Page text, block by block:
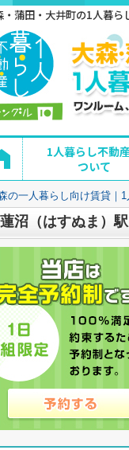
・蒲田・大井町の1人暮
1人暮らし不動
ついて
の一人暮らし向け賃貸｜
蓮沼（はすぬま）駅